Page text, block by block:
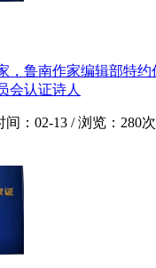
，鲁南作家编辑部特
会认证诗人
间： 02-13 /浏览： 280